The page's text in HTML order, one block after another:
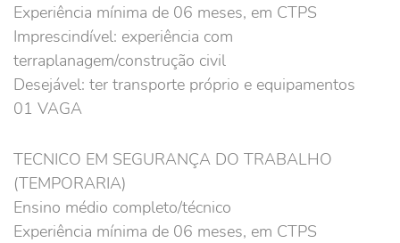
Experiência mínima de 06 meses, em CTPS
Imprescindível: experiência com
terraplanagem/construção civil
Desejável: ter transporte próprio e equipamentos
01 VAGA
TECNICO EM SEGURANÇA DO TRABALHO
(TEMPORARIA)
Ensino médio completo/técnico
Experiência mínima de 06 meses, em CTPS